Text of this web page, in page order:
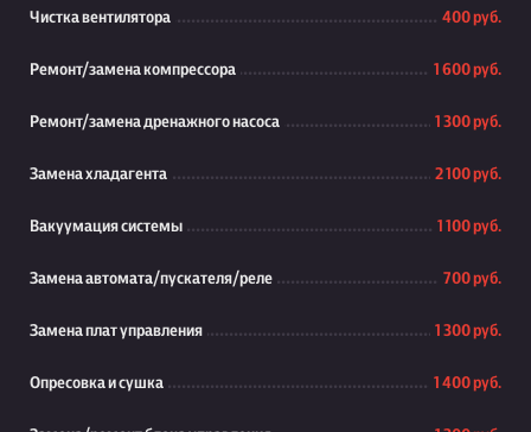
Чистка вентилятора 400 руб.
Ремонт/замена компрессора 1 600 руб.
Ремонт/замена дренажного насоса 1 300 руб.
Замена хладагента 2 100 руб.
Вакуумация системы 1 100 руб.
Замена автомата/пускателя/реле 700 руб.
Замена плат управления 1 300 руб.
Опресовка и сушка 1 400 руб.